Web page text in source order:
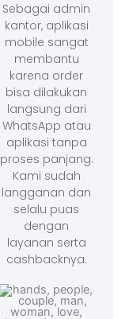
Sebagai admin
kantor, aplikasi
mobile sangat
membantu
karena order
bisa dilakukan
langsung dari
WhatsApp atau
aplikasi tanpa
proses panjang.
Kami sudah
langganan dan
selalu puas
dengan
layanan serta
cashbacknya.